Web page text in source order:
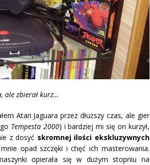
ale zbierał kurz…
Atari Jaguara przez dłuższy czas, ale gier
Tempesta 2000) i bardziej mi się on kurzył,
z dosyć skromnej ilości ekskluzywnych
opad szczęki i chęć ich masterowania.
opierała się w dużym stopniu na